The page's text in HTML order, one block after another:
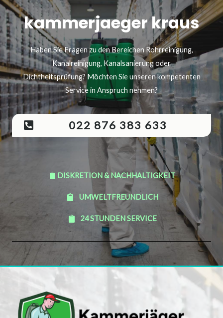
kammerjaeger kraus
Haben Sie Fragen zu den Bereichen Rohrreinigung,
Kanalreinigung, Kanalsanierung oder
Dichtheitsprüfung? Möchten Sie unseren kompetenten
Service in Anspruch nehmen?
022 876 383 633
DISKRETION & NACHHALTIGKEIT
UMWELTFREUNDLICH
24 STUNDEN SERVICE